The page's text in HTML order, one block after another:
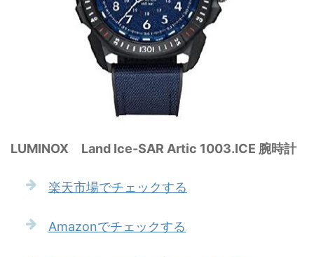
LUMINOX Land Ice-SAR Artic 1003.ICE 腕時計
楽天市場でチェックする
Amazonでチェックする